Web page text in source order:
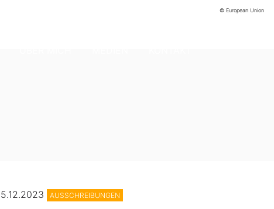
© European Union
AUSSCHREIBUNGEN